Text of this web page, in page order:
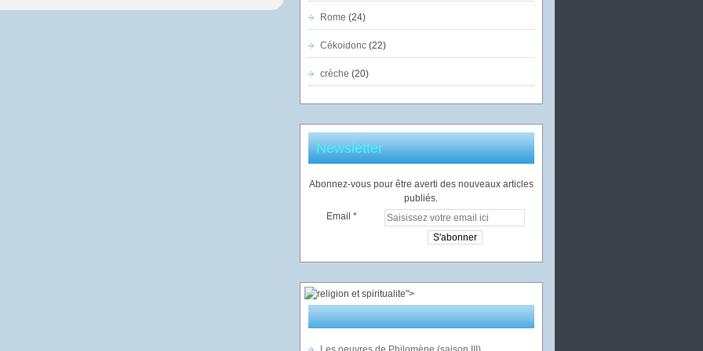
Rome (24)
Cékoidonc(22)
crèche (20)
Newsletter
Abonnez-vous pour être averti des nouveaux articles
publiés.
Email
">